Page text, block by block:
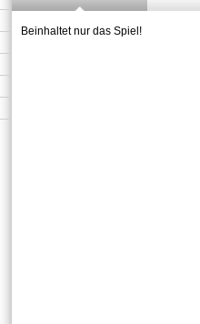
Beinhaltet nur das Spiel!